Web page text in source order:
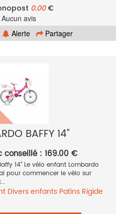
0.00€
Aucun avis
Alerte Partager
BAFFY 14"
conseillé : 169.00 €
14" Le vélo enfant Lombardo
pour commencer le vélo sur
Divers enfants Patins Rigide